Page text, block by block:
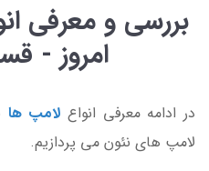
بررسی و معرفی
امروز -
در ادامه معرفی انواع لامپ ها
لامپ های نئون می پردازیم.